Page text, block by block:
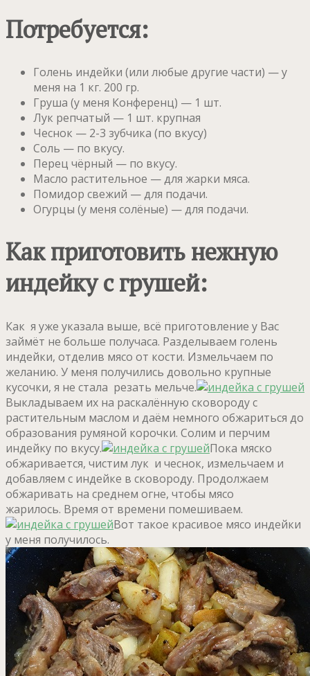
Потребуется:
Голень индейки (или любые другие части) — у
меня на 1 кг. 200 гр.
Груша (у меня Конференц) — 1 шт.
Лук репчатый — 1 шт. крупная
Чеснок — 2-3 зубчика (по вкусу)
Соль — по вкусу.
Перец чёрный — по вкусу.
Масло растительное — для жарки мяса.
Помидор свежий — для подачи.
Огурцы (у меня солёные) — для подачи.
Как приготовить нежную
индейку с грушей:
Как я уже указала выше, всё приготовление у Вас
займёт не больше получаса. Разделываем голень
индейки, отделив мясо от кости. Измельчаем по
желанию. У меня получились довольно крупные
кусочки, я не стала резать мельче.
Выкладываем их на раскалённую сковороду с
растительным маслом и даём немного обжариться до
образования румяной корочки. Солим и перчим
индейку по вкусу.
Пока мяско
обжаривается, чистим лук и чеснок, измельчаем и
добавляем с индейке в сковороду. Продолжаем
обжаривать на среднем огне, чтобы мясо
жарилось. Время от времени помешиваем.
Вот такое красивое мясо индейки
у меня получилось.